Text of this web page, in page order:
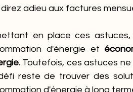
adieu aux factures
en place ces
d'énergie et
Toutefois, ces astuces
reste de trouver des
d'énergie à long